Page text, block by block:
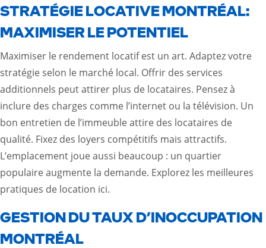
STRATÉGIE LOCATIVE MONTRÉAL:
MAXIMISER LE POTENTIEL
Maximiser le rendement locatif est un art. Adaptez votre
stratégie selon le marché local. Offrir des services
additionnels peut attirer plus de locataires. Pensez à
inclure des charges comme l’internet ou la télévision. Un
bon entretien de l’immeuble attire des locataires de
qualité. Fixez des loyers compétitifs mais attractifs.
L’emplacement joue aussi beaucoup : un quartier
populaire augmente la demande. Explorez les meilleures
pratiques de location ici.
GESTION DU TAUX D’INOCCUPATION
MONTRÉAL